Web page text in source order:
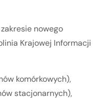
nowego
Krajowej Informacji
komórkowych),
stacjonarnych),